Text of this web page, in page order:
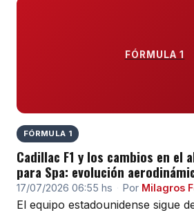
FÓRMULA 1
FÓRMULA 1
Cadillac F1 y los cambios en el
para Spa: evolución
17/07/2026 06:55 hs · Por Milagros
El equipo estadounidense sigue